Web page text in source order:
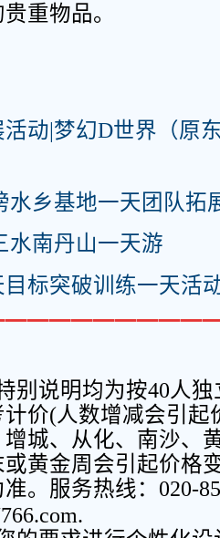
重物品。
活动|梦幻D世界（原
水乡基地一天团队拓
水南丹山一天游
标突破训练一天活
别说明均为按40人
计价(人数增减会引起
城、从化、南沙、
黄金周会引起价格
。服务热线： 020-